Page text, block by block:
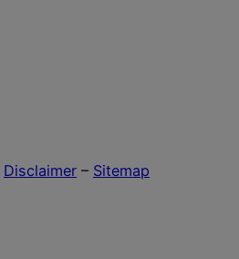
Disclaimer – Sitemap